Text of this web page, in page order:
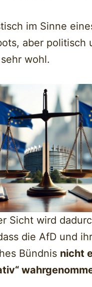
im Sinne
aber politisch
wohl.
Sicht wird
die AfD und ihr
Bündnis nicht